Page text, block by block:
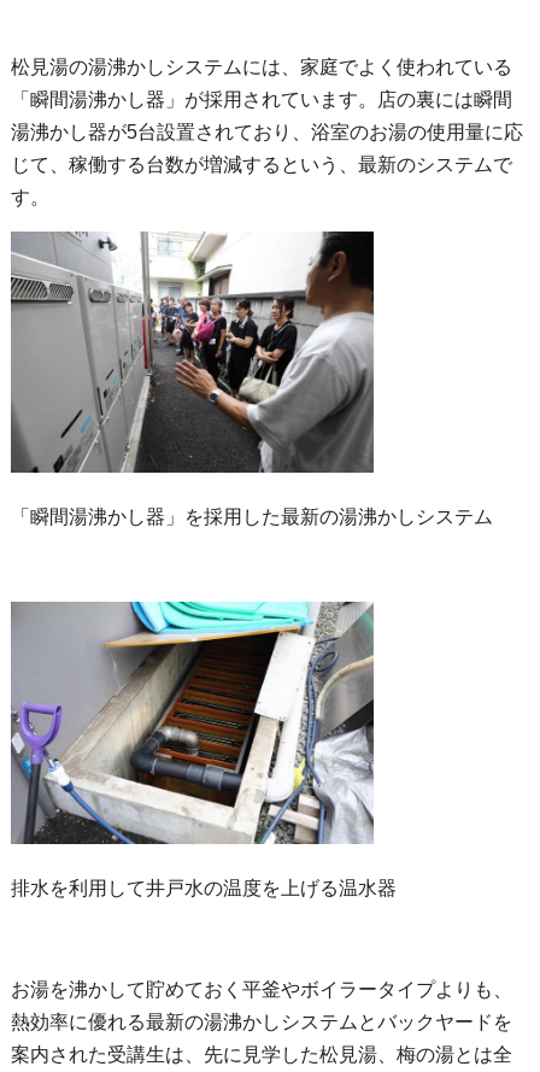
松見湯の湯沸かしシステムには、家庭でよく使われている
「瞬間湯沸かし器」が採用されています。店の裏には瞬間
湯沸かし器が5台設置されており、浴室のお湯の使用量に応
じて、稼働する台数が増減するという、最新のシステムで
す。
「瞬間湯沸かし器」を採用した最新の湯沸かしシステム
排水を利用して井戸水の温度を上げる温水器
お湯を沸かして貯めておく平釜やボイラータイプよりも、
熱効率に優れる最新の湯沸かしシステムとバックヤードを
案内された受講生は、先に見学した松見湯、梅の湯とは全